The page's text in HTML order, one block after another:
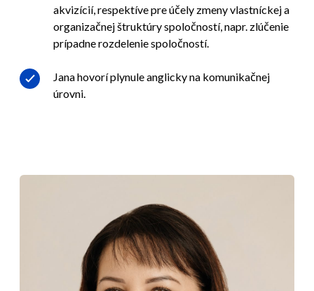
akvizícií, respektíve pre účely zmeny vlastníckej a
organizačnej štruktúry spoločností, napr. zlúčenie
prípadne rozdelenie spoločností.
Jana hovorí plynule anglicky na komunikačnej
úrovni.